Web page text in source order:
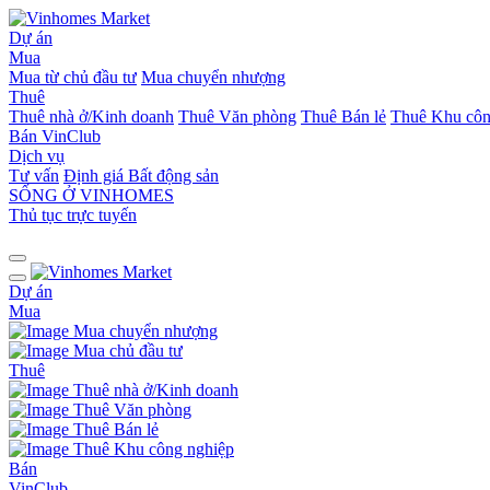
Dự án
Mua
Mua từ chủ đầu tư Mua chuyển nhượng
Thuê
Thuê nhà ở/Kinh doanh Thuê Văn phòng Thuê Bán lẻ Thuê Khu
Bán VinClub
Dịch vụ
Tư vấn Định giá Bất động sản
SỐNG Ở VINHOMES
Thủ tục trực tuyến
Dự án
Mua
Mua chuyển nhượng
Mua chủ đầu tư
Thuê
Thuê nhà ở/Kinh doanh
Thuê Văn phòng
Thuê Bán lẻ
Thuê Khu công nghiệp
Bán